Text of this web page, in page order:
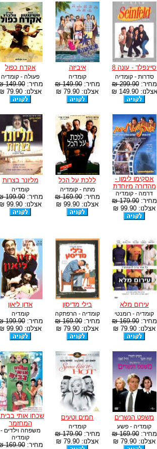
סיינפלד - עונה 8
סדרות - קומדיה
מחיר:299.90 ₪
אצלנו: 149.90 ₪
איביזה
קומדיה
מחיר:149.90 ₪
אצלנו: 79.90 ₪
אקדח כפול
פעולה - קומדיה
מחיר:149.90 ₪
אצלנו: 79.90 ₪
אסקימו לימון -
מהדורה מיוחדת
דרמה - קומדיה
מחיר:179.90 ₪
אצלנו: 99.90 ₪
ללכת על הכל
מתח - קומדיה
מחיר:169.90 ₪
אצלנו: 99.90 ₪
מליונר בצרות
קומדיה
מחיר:199.90 ₪
אצלנו: 99.90 ₪
עירום מלא
קומדיה - רומנטי
מחיר:169.90 ₪
אצלנו: 79.90 ₪
בילי מדיסון
קומדיה - הרפתקה
מחיר:169.90 ₪
אצלנו: 79.90 ₪
אדון ליאון
קומדיה
מחיר:199.90 ₪
אצלנו: 99.90 ₪
משפט הנשרים
קומדיה - פשע
מחיר:169.90 ₪
אצלנו: 79.90 ₪
חמים וטעים
קומדיה
מחיר:179.90 ₪
אצלנו: 79.90 ₪
שכחו אותי
המחזמר
משפחה וילדים -
קומדיה
מחיר:169.90 ₪